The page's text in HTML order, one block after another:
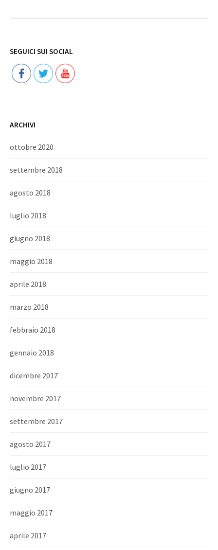
SEGUICI SUI SOCIAL
ARCHIVI
ottobre 2020
settembre 2018
agosto 2018
luglio 2018
giugno 2018
maggio 2018
aprile 2018
marzo 2018
febbraio 2018
gennaio 2018
dicembre 2017
novembre 2017
settembre 2017
agosto 2017
luglio 2017
giugno 2017
maggio 2017
aprile 2017